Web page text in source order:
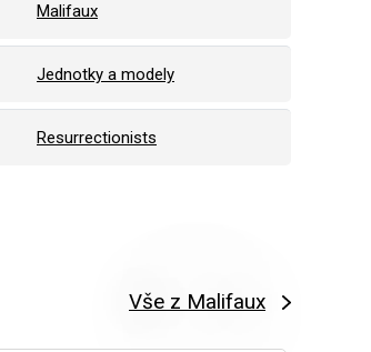
Malifaux
Jednotky a modely
Resurrectionists
Vše z Malifaux